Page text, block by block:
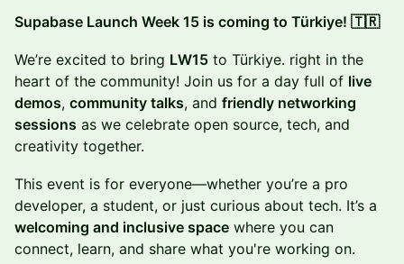
Supabase Launch Week 15 is coming to Türkiye! 🇹🇷
We’re excited to bring LW15 to Türkiye. right in the
heart of the community! Join us for a day full of live
demos, community talks, and friendly networking
sessions as we celebrate open source, tech, and
creativity together.
This event is for everyone—whether you’re a pro
developer, a student, or just curious about tech. It’s a
welcoming and inclusive space where you can
connect, learn, and share what you're working on.